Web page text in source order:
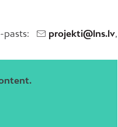
pasts:
projekti@lns.lv,